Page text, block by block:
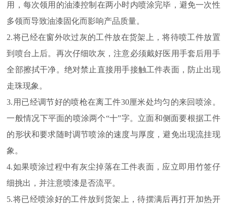
用，每次领用的油漆控制在两小时内喷涂完毕，避免一次性
多领而导致油漆固化而影响产品质量。
2.将已经在窗外吹过灰的工件放在货架上，将待喷工件放置
到喷台上后。再次仔细吹灰，注意必须戴好医用手套后用手
全部擦拭干净。绝对禁止直接用手接触工件表面，防止出现
走珠现象。
3.用已经调节好的喷枪在离工件30厘米处均匀的来回喷涂。
一般情况下平面的喷涂两个“十”字。立面和侧面要根据工件
的形状和要求随时调节喷涂的速度与厚度，避免出现流挂现
象。
4.如果喷涂过程中有灰尘掉落在工件表面，应立即用竹签仔
细挑出，并注意喷漆是否流平。
5.将已经喷涂好的工件放到货架上，待摆满后再打开加热开